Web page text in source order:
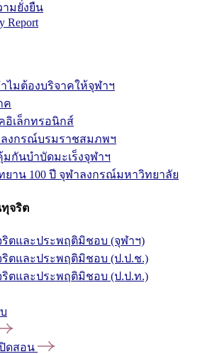
ามยั่งยืน
Report
ไมต้องบริจาคให้จุฬาฯ
ค
อิเล็กทรอนิกส์
งกรณ์บรมราชสมภพฯ
กันบำบัดมะเร็งจุฬาฯ
ยาน 100 ปี จุฬาลงกรณ์มหาวิทยาลัย
ทุจริต
ริตและประพฤติมิชอบ (จุฬาฯ)
ริตและประพฤติมิชอบ (ป.ป.ช.)
ริตและประพฤติมิชอบ (ป.ป.ท.)
ดสอน